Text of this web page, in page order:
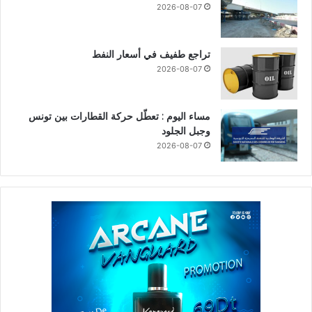
2026-08-07
تراجع طفيف في أسعار النفط
2026-08-07
مساء اليوم : تعطّل حركة القطارات بين تونس
وجبل الجلود
2026-08-07